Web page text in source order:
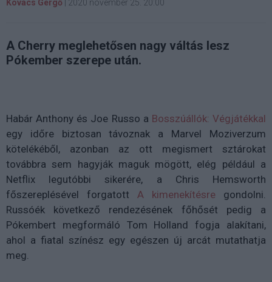
Kovács Gergő 2020 november 25. 20:00
A Cherry meglehetősen nagy váltás lesz
Pókember szerepe után.
Habár Anthony és Joe Russo a Bosszúállók: Végjátékkal
egy időre biztosan távoznak a Marvel Moziverzum
kötelékéből, azonban az ott megismert sztárokat
továbbra sem hagyják maguk mögött, elég például a
Netflix legutóbbi sikerére, a Chris Hemsworth
főszereplésével forgatott A kimenekítésre gondolni.
Russóék következő rendezésének főhősét pedig a
Pókembert megformáló Tom Holland fogja alakítani,
ahol a fiatal színész egy egészen új arcát mutathatja
meg.